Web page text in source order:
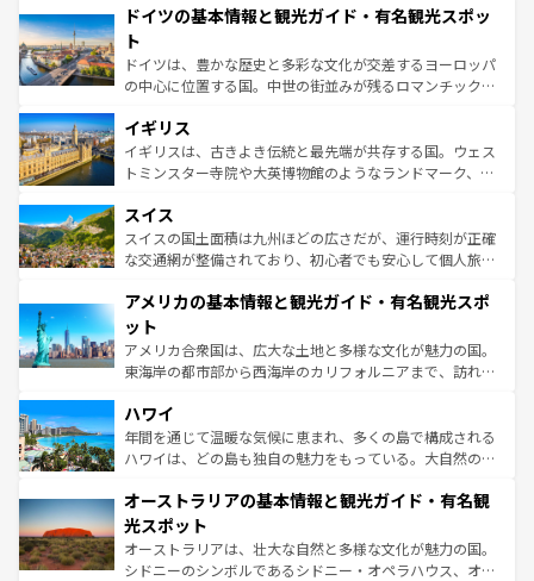
せる。地方によって風土や気候が異なるスペインはその個
ンテンツ一覧 を参照してほしい。
で、幅広い魅力が詰まっている。華麗な宮殿、歴史的な大
聖堂、美しいビーチ、そして豊かな自然が、訪れる者を心
から魅了する。また、フランスは美食の国としても知ら
れ、フランス料理はユネスコ無形文化遺産にも登録されて
香り高いラベンダー畑など、多彩な楽しみ方が可能だ。さ
らに、パリ以外の地域にも魅力が溢れており、どの街角に
も豊かな歴史と文化が息づいている。パリ以外の個性あふ
を参照してほしい。
ドイツの基本情報と観光ガイド・有名観光スポッ
ト
ドイツは、豊かな歴史と多彩な文化が交差するヨーロッパ
の中心に位置する国。中世の街並みが残るロマンチック街
顔を持つこの国は、どこを歩いても飽きることがない。ベ
ルリンの文化的活気、バイエルン州のアルプスの絶景、そ
してライン川沿いのワイン畑といった風景は必見。ビール
は、お酒好きな人にはぜひ体験してほしい。 なお、新着の
ドイツ情報はコンテンツ一覧を参照してほしい。
イギリス
イギリスは、古きよき伝統と最先端が共存する国。ウェス
トミンスター寺院や大英博物館のようなランドマーク、歴
リアごとに異なる魅力がある。また、優雅なアフタヌーン
ティー、ビール好きにはたまらない英国パブ、サッカー観
戦など、本場だからこそできる体験も豊富。イギリスを旅
ンツ一覧を参照してほしい。
スイス
スイスの国土面積は九州ほどの広さだが、運行時刻が正確
な交通網が整備されており、初心者でも安心して個人旅行
の建物がそのまま残る町や、スイスならではのユニークな
博物館もあり、アルプス観光だけでなく町歩きも満喫する
ことができる。国民の所得が高いため物価も高いが、旅行
者向けの交通パス提供のサービスもあり、うまく活用すれ
着のスイス情報は
アメリカの基本情報と観光ガイド・有名観光スポ
ット
アメリカ合衆国は、広大な土地と多様な文化が魅力の国。
東海岸の都市部から西海岸のカリフォルニアまで、訪れる
のような巨大都市は、観光、ショッピング、エンターテイ
ンメントが詰まった刺激的なスポットだ。一方、アメリカ
西部には大自然が広がり、グランドキャニオンやイエロー
部のニューオーリンズでは、音楽と美食が融合した独特の
文化が魅力。旅行者はアメリカの各地域で異なる魅力を楽
しみながら、その多様性と豊かな歴史を感じることができ
るだろう。車でのロードトリップや列車の旅も、アメリカ
ハワイ
年間を通じて温暖な気候に恵まれ、多くの島で構成される
ハワイは、どの島も独自の魅力をもっている。大自然の神
ワイ島は見逃せない。また、定番の観光地といえばオアフ
島だが、静かな自然を求めるならマウイ島やカウアイ島が
おすすめ。エメラルドグリーンに輝く海をはじめ、豊かな
文化や歴史が息づいている。「アロハスピリット」と呼ば
オーストラリアの基本情報と観光ガイド・有名観
光スポット
オーストラリアは、壮大な自然と多様な文化が魅力の国。
シドニーのシンボルであるシドニー・オペラハウス、オー